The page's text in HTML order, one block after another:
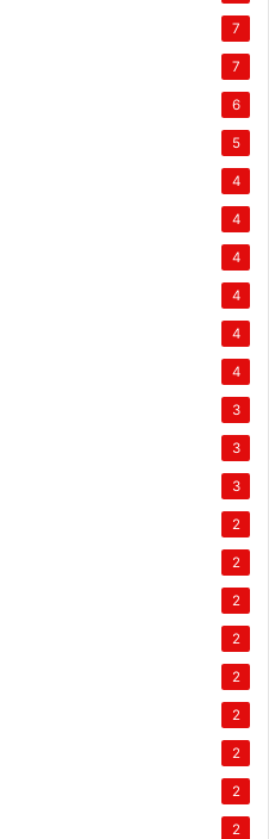
7
7
6
5
4
4
4
4
4
4
3
3
3
2
2
2
2
2
2
2
2
2